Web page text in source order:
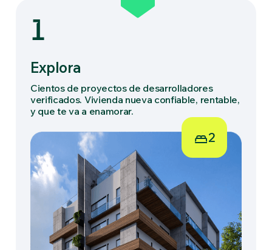
1
Explora
Cientos de proyectos de desarrolladores
verificados. Vivienda nueva confiable, rentable,
y que te va a enamorar.
2